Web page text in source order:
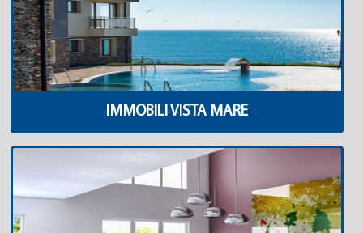
IMMOBILI VISTA MARE